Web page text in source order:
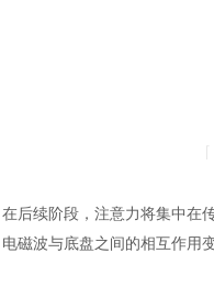
在后续阶段，注意力将集中在
电磁波与底盘之间的相互作用